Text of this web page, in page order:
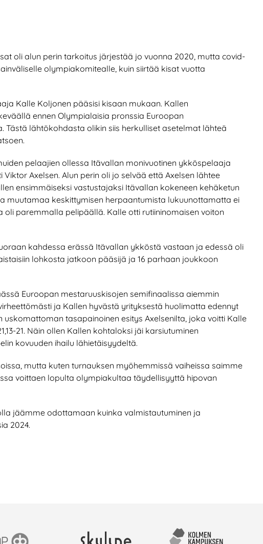
oli alun perin tarkoitus järjestää jo vuonna 2020, mutta covid-
olympiakomitealle, kuin siirtää kisat vuotta
Kalle Koljonen pääsisi kisaan mukaan. Kallen
ennen Olympialaisia pronssia Euroopan
Tästä lähtökohdasta olikin siis herkulliset asetelmat lähteä
pelaajien ollessa Itävallan monivuotinen ykköspelaaja
Axelsen. Alun perin oli jo selvää että Axelsen lähtee
ensimmäiseksi vastustajaksi Itävallan kokeneen kehäketun
muutamaa keskittymisen herpaantumista lukuunottamatta ei
paremmalla pelipäällä. Kalle otti rutiininomaisen voiton
kahdessa erässä Itävallan ykköstä vastaan ja edessä oli
lohkosta jatkoon pääsijä ja 16 parhaan joukkoon
Euroopan mestaruuskisojen semifinaalissa aiemmin
ja Kallen hyvästä yrityksestä huolimatta edennyt
tasapainoinen esitys Axelsenilta, joka voitti Kalle
21. Näin ollen Kallen kohtaloksi jäi karsiutuminen
kovuuden ihailu lähietäisyydeltä.
mutta kuten turnauksen myöhemmissä vaiheissa saimme
voittaen lopulta olympiakultaa täydellisyyttä hipovan
jäämme odottamaan kuinka valmistautuminen ja
2024.